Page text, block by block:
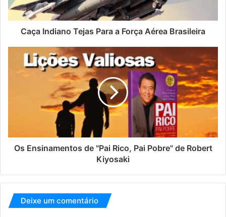
Caça Indiano Tejas Para a Força Aérea Brasileira
Os Ensinamentos de "Pai Rico, Pai Pobre" de Robert
Kiyosaki
Deixe um comentário